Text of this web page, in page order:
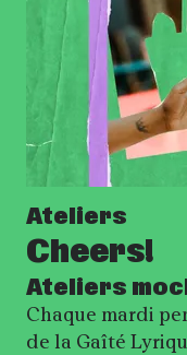
Cheers!
Ateliers
Chaque mardi
de la Gaîté
Ateliers